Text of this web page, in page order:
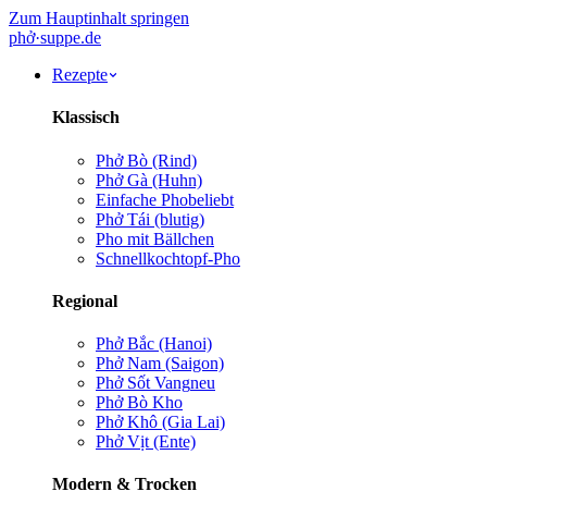
Zum Hauptinhalt springen
phở·suppe.de
Rezepte
Klassisch
Phở Bò (Rind)
Phở Gà (Huhn)
Einfache Phobeliebt
Phở Tái (blutig)
Pho mit Bällchen
Schnellkochtopf-Pho
Regional
Phở Bắc (Hanoi)
Phở Nam (Saigon)
Phở Sốt Vangneu
Phở Bò Kho
Phở Khô (Gia Lai)
Phở Vịt (Ente)
Modern & Trocken